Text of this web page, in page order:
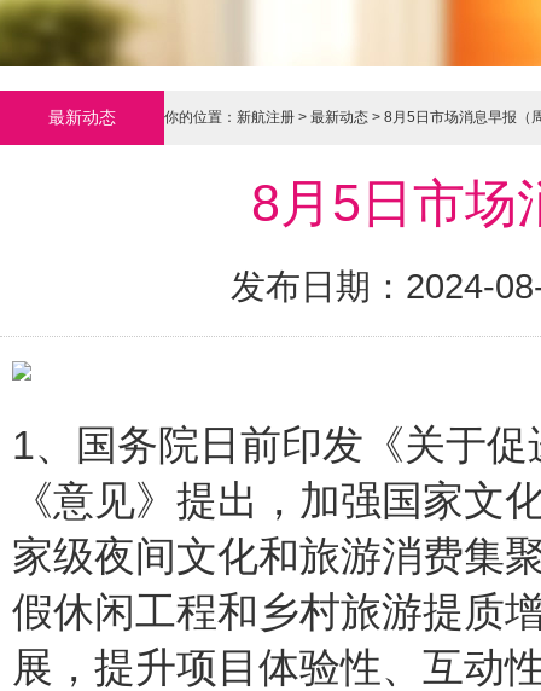
最新动态 你的位置： 新航注册 > 最新动态 > 8月5日市场消息早报（
8月5日市场
发布日期：2024-
1、国务院日前印发《关于
《意见》提出，加强国家文
家级夜间文化和旅游消费集
假休闲工程和乡村旅游提质
展，提升项目体验性、互动